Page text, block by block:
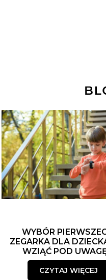
WYBÓR
ZEGARKA DLA
WZIĄĆ POD
CZYTAJ WIĘCEJ